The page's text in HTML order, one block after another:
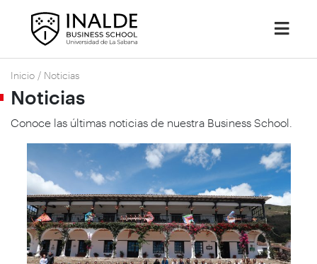
Inicio / Noticias
Noticias
Conoce las últimas noticias de nuestra Business School.